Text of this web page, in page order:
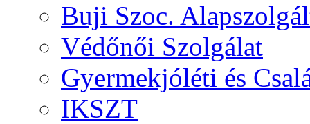
Buji Szoc.
Védőnői Szolgálat
Gyermekjóléti és
IKSZT